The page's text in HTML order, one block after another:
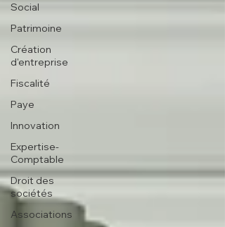
Social
Patrimoine
Création
d'entreprise
Fiscalité
Paye
Innovation
Expertise-
Comptable
Droit des
sociétés
Associations